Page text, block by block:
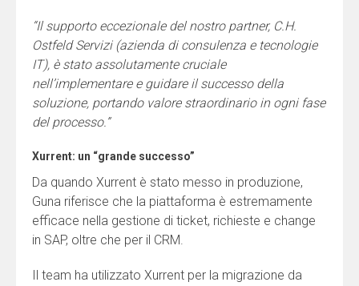
“Il supporto eccezionale del nostro partner, C.H.
Ostfeld Servizi (azienda di consulenza e tecnologie
IT), è stato assolutamente cruciale
nell’implementare e guidare il successo della
soluzione, portando valore straordinario in ogni fase
del processo.”
Xurrent: un “grande successo”
Da quando Xurrent è stato messo in produzione,
Guna riferisce che la piattaforma è estremamente
efficace nella gestione di ticket, richieste e change
in SAP, oltre che per il CRM.
Il team ha utilizzato Xurrent per la migrazione da